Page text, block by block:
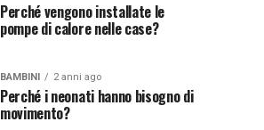
Perché vengono installate le
pompe di calore nelle case?
BAMBINI 2 anni ago
Perché i neonati hanno bisogno di
movimento?